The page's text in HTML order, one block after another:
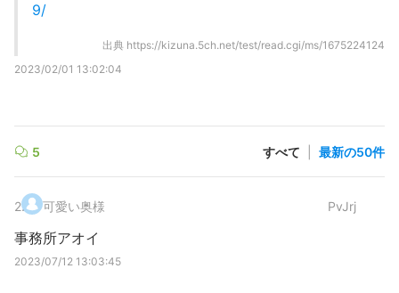
9/
出典 https://kizuna.5ch.net/test/read.cgi/ms/1675224124
2023/02/01 13:02:04
5 すべて 最新の50件
2. 可愛い奥様 PvJrj
事務所アオイ
2023/07/12 13:03:45